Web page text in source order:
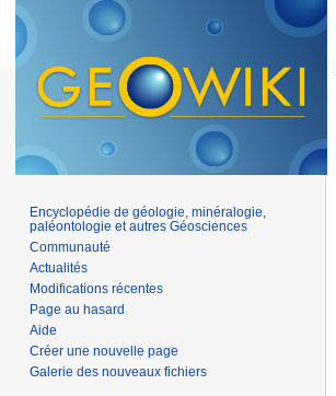
Encyclopédie de géologie, minéralogie,
paléontologie et autres Géosciences
Communauté
Actualités
Modifications récentes
Page au hasard
Aide
Créer une nouvelle page
Galerie des nouveaux fichiers